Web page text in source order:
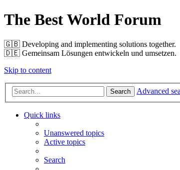
The Best World Forum
🇬🇧️ Developing and implementing solutions together.
🇩🇪️ Gemeinsam Lösungen entwickeln und umsetzen.
Skip to content
Search Advanced
Quick links
Unanswered topics
Active topics
Search